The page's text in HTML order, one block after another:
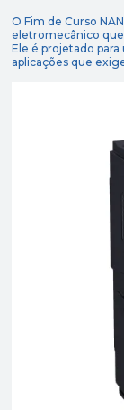
O Fim de Curso
eletromecânico que
Ele é projetado
aplicações que